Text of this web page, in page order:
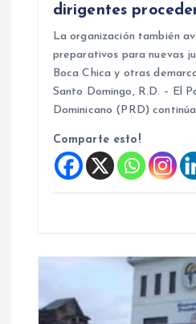
dirigentes
La organización también
preparativos para nuevas
Boca Chica y otras
Santo Domingo, R.D. – El
Dominicano (PRD)
Comparte esto!